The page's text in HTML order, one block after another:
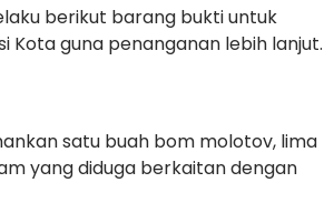
berikut barang bukti untuk
Kota guna penanganan lebih lanjut.
satu buah bom molotov, lima
yang diduga berkaitan dengan